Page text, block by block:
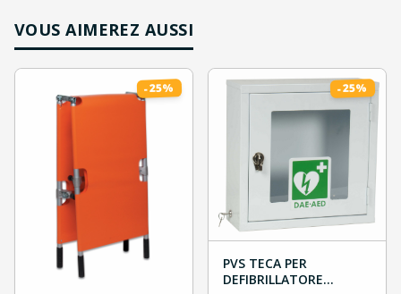
VOUS AIMEREZ AUSSI
-25% -25%
PVS TECA PER
DEFIBRILLATORE